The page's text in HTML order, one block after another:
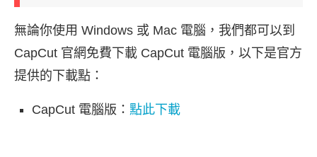
無論你使用 Windows 或 Mac 電腦，我們都可以到
CapCut 官網免費下載 CapCut 電腦版，以下是官方
提供的下載點：
CapCut 電腦版： 點此下載